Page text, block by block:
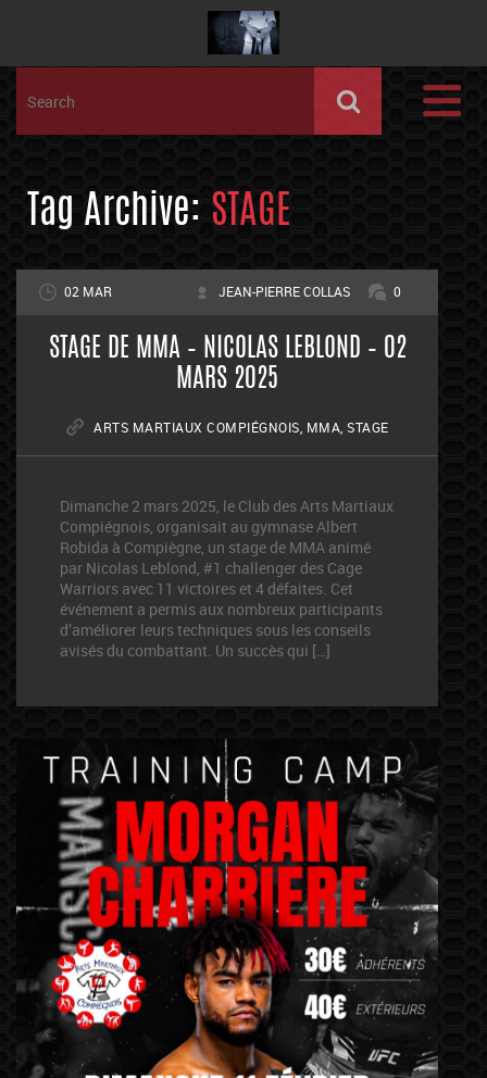
Tag Archive: STAGE
02 MAR JEAN-PIERRE COLLAS 0
STAGE DE MMA – NICOLAS LEBLOND – 02
MARS 2025
ARTS MARTIAUX COMPIÉGNOIS MMA ,STAGE
Dimanche 2 mars 2025, le Club des Arts Martiaux
Compiégnois, organisait au gymnase Albert
Robida à Compiègne, un stage de MMA animé
par Nicolas Leblond, #1 challenger des Cage
Warriors avec 11 victoires et 4 défaites. Cet
événement a permis aux nombreux participants
d’améliorer leurs techniques sous les conseils
avisés du combattant. Un succès qui […]